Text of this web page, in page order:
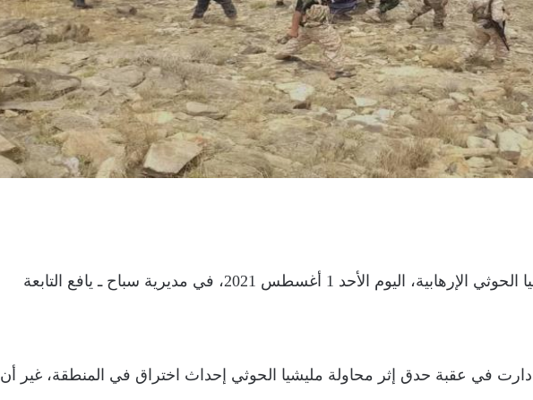
كسرت القوات الجنوبية، هجوماً لميليشيا الحوثي الإرهابية، اليوم الأحد 1 أغسطس 2021، في مديرية سباح ـ يافع التابعة
في عقبة حدق إثر محاولة مليشيا الحوثي إحداث اختراق في المنطقة، غير أن